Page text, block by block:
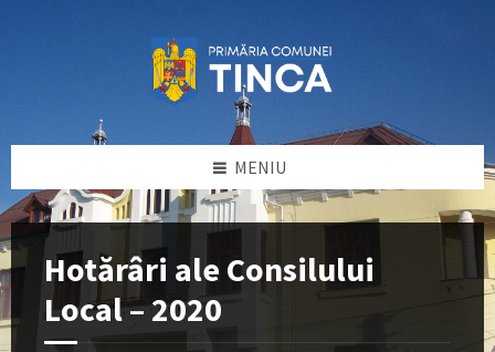
MENIU
Hotărâri ale Consilului
Local – 2020